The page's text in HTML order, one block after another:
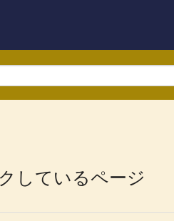
しているページ